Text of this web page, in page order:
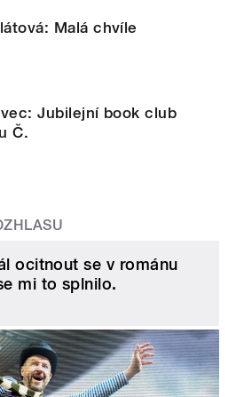
Malá chvíle
Jubilejní book club
Č.
ocitnout se v románu
mi to splnilo.